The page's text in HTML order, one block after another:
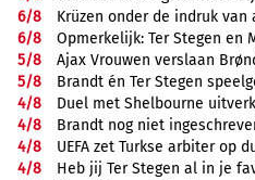
6/8
Krüzen onder de indruk van
6/8
Opmerkelijk: Ter Stegen en
5/8
Ajax Vrouwen verslaan
5/8
Brandt én Ter Stegen
4/8
Duel met Shelbourne
4/8
Brandt nog niet
4/8
UEFA zet Turkse arbiter op
4/8
Heb jij Ter Stegen al in je